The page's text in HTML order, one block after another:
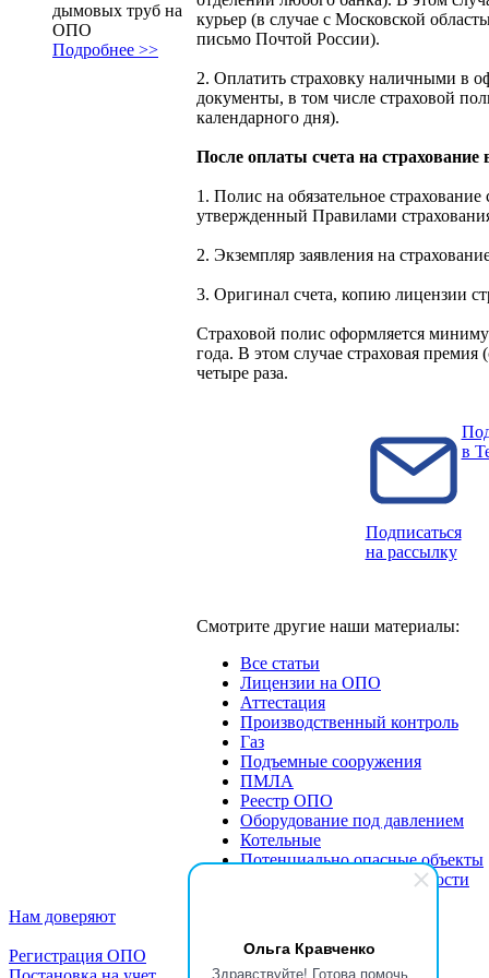
Ольга Кравченко
Здравствуйте! Готова помочь
дымовых труб на
ОПО
Подробнее >>
курьер (в случае с Московской
письмо Почтой России).
2. Оплатить страховку наличными в
документы, в том числе страховой
календарного дня).
После оплаты счета на страхование
1. Полис на обязательное
утвержденный Правилами
2. Экземпляр заявления на
3. Оригинал счета, копию лицензии
Страховой полис оформляется
года. В этом случае страховая
четыре раза.
Подписаться
на рассылку
в
Смотрите другие наши материалы:
Все статьи
Лицензии на ОПО
Аттестация
Производственный контроль
Газ
Подъемные сооружения
ПМЛА
Реестр ОПО
Оборудование под давлением
Котельные
Потенциально опасные объекты
Экспертиза промбезопасности
Нам доверяют
Регистрация ОПО